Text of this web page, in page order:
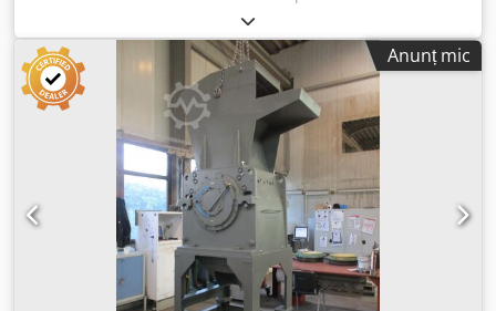
Acționare: 160,0 kW Cuțite rotor: 7x2 Cuțite stator: 4 Cjdpfx
Afezmdhpoleha Diametru rotor: 800 mm Lățime rotor: 1200
mm Deschidere alimentare: 1200 x 950 mm
Anunț mic